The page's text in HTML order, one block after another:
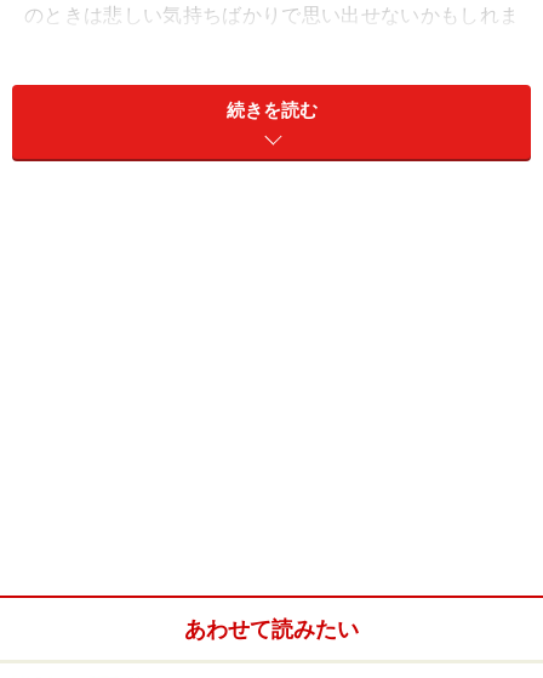
のときは悲しい気持ちばかりで思い出せないかもしれま
だったはずはありません。
ペットといっしょに暮らした日々にあなたが経験した楽
続きを読む
あわせて読みたい